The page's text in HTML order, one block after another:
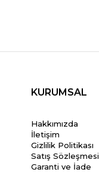
KURUMSAL
Hakkımızda
İletişim
Gizlilik Politikası
Satış Sözleşmesi
Garanti ve İade